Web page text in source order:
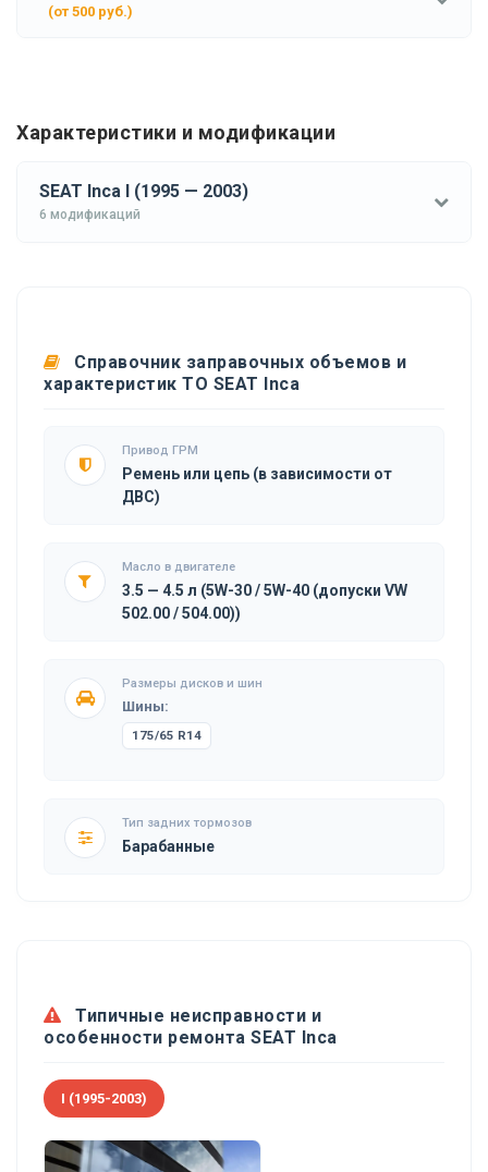
(от 500 руб.)
Характеристики и модификации
SEAT Inca I (1995 — 2003)
6 модификаций
Справочник заправочных объемов и
характеристик ТО SEAT Inca
Привод ГРМ
Ремень или цепь (в зависимости от
ДВС)
Масло в двигателе
3.5 — 4.5 л (5W-30 / 5W-40 (допуски VW
502.00 / 504.00))
Размеры дисков и шин
Шины:
175/65 R14
Тип задних тормозов
Барабанные
Типичные неисправности и
особенности ремонта SEAT Inca
I (1995-2003)